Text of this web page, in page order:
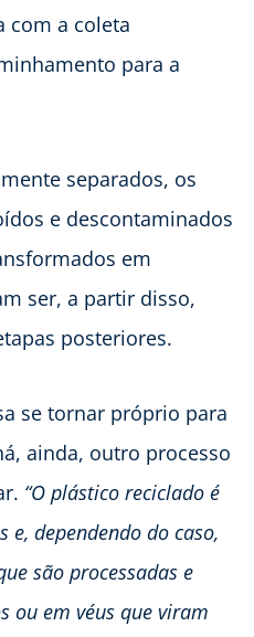
com a coleta
para a
separados, os
e descontaminados
em
ser, a partir disso,
posteriores.
se tornar próprio para
ainda, outro processo
“O plástico reciclado é
e, dependendo do caso,
são processadas e
ou em véus que viram